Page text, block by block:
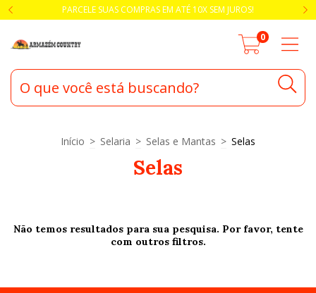
PARCELE SUAS COMPRAS EM ATÉ 10X SEM JUROS!
0
Início > Selaria > Selas e Mantas > Selas
Selas
Não temos resultados para sua pesquisa. Por favor, tente
com outros filtros.